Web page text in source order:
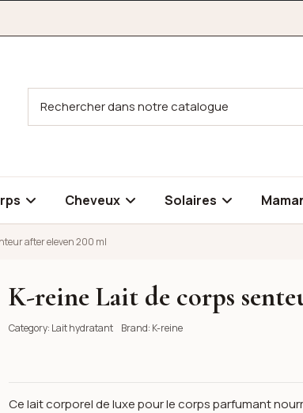
Cheveux Solaires
after eleven 200 ml
eleven 200 ml
K-reine Lait de corps
Category: Lait hydratant Brand: K-reine
Ce lait corporel de luxe pour le corps parfumant